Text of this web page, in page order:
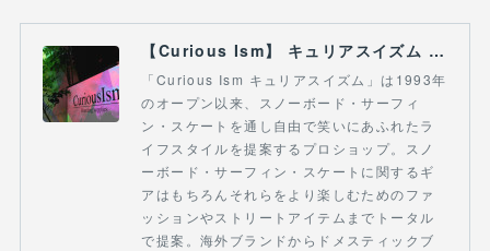
【Curious Ism】 キュリアスイズム l スノーボードショップ サーフショップ 福島県 会津若松市 郡山市 通販
「Curious Ism キュリアスイズム」は1993年
のオープン以来、スノーボード・サーフィ
ン・スケートを通し自由で笑いにあふれたラ
イフスタイルを提案するプロショップ。スノ
ーボード・サーフィン・スケートに関するギ
アはもちろんそれらをより楽しむためのファ
ッションやストリートアイテムまでトータル
で提案。海外ブランドからドメスティックブ